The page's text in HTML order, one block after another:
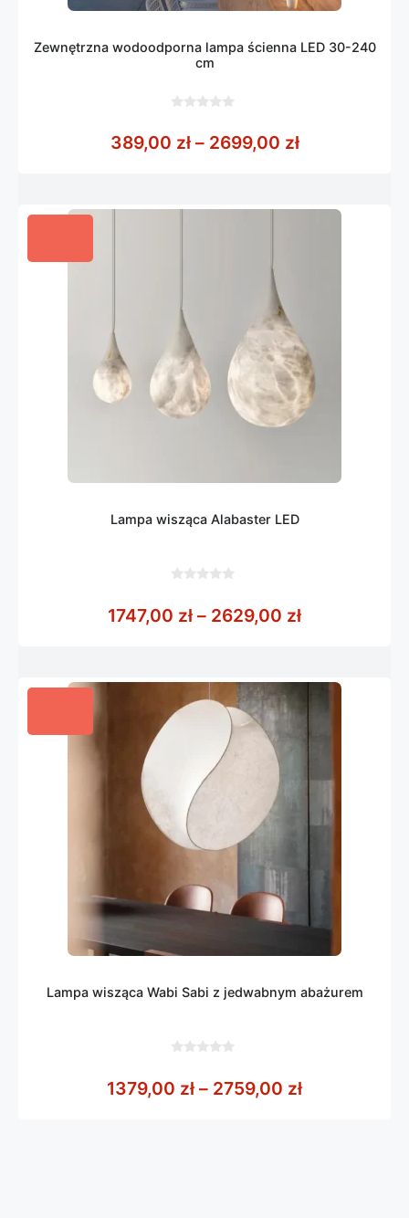
Zewnętrzna wodoodporna lampa ścienna LED 30-240
cm
5
389,00 zł – 2699,00 złZakres cen:
Lampa wisząca Alabaster LED
5
1747,00 zł – 2629,00 złZakres cen:
Lampa wisząca Wabi Sabi z jedwabnym abażurem
5
1379,00 zł – 2759,00 złZakres cen: